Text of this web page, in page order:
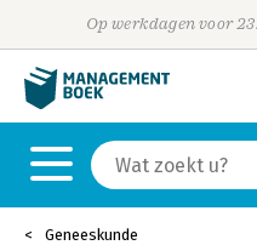
Op werkdagen voor
Geneeskunde